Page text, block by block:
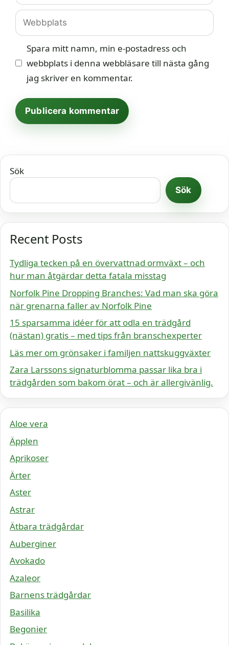
Webbplats
Spara mitt namn, min e-postadress och
webbplats i denna webbläsare till nästa gång
jag skriver en kommentar.
Sök
Sök
Recent Posts
Tydliga tecken på en övervattnad ormväxt – och
hur man åtgärdar detta fatala misstag
Norfolk Pine Dropping Branches: Vad man ska göra
när grenarna faller av Norfolk Pine
15 sparsamma idéer för att odla en trädgård
(nästan) gratis – med tips från branschexperter
Läs mer om grönsaker i familjen nattskuggväxter
Zara Larssons signaturblomma passar lika bra i
trädgården som bakom örat – och är allergivänlig.
Aloe vera
Äpplen
Aprikoser
Ärter
Aster
Astrar
Ätbara trädgårdar
Auberginer
Avokado
Azaleor
Barnens trädgårdar
Basilika
Begonier